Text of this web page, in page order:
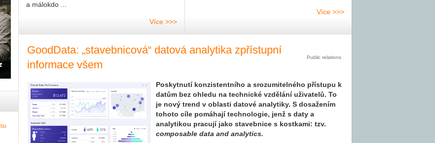
a málokdo ...
Více >>>
Více >>>
GoodData: „stavebnicová“ datová analytika zpřístupní
informace všem
Public relations
Poskytnutí konzistentního a srozumitelného přístupu k
datům bez ohledu na technické vzdělání uživatelů. To
je nový trend v oblasti datové analytiky. S dosažením
tohoto cíle pomáhají technologie, jenž s daty a
analytikou pracují jako stavebnice s kostkami: tzv.
composable data and analytics.